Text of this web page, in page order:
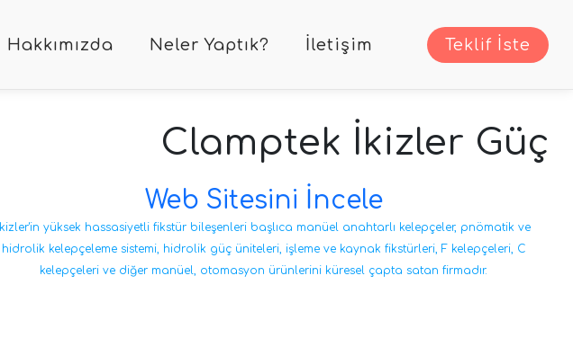
Hakkımızda Neler Yaptık? İletişim Teklif İste
Clamptek İkizler Güç
Web Sitesini İncele
İkizler'in yüksek hassasiyetli fikstür bileşenleri başlıca manüel anahtarlı kelepçeler, pnömatik ve
hidrolik kelepçeleme sistemi, hidrolik güç üniteleri, işleme ve kaynak fikstürleri, F kelepçeleri, C
kelepçeleri ve diğer manüel, otomasyon ürünlerini küresel çapta satan firmadır.